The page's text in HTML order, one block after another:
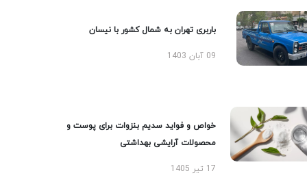
باربری تهران به شمال کشور با نیسان
09 آبان 1403
خواص و فواید سدیم بنزوات برای پوست و
محصولات آرایشی بهداشتی
17 تیر 1405